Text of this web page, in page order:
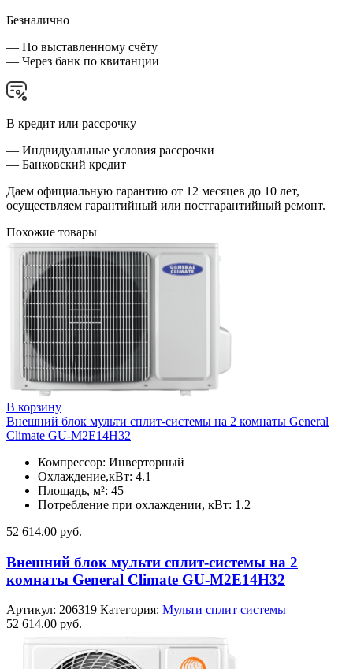
Безналично
— По выставленному счёту
— Через банк по квитанции
В кредит или рассрочку
— Индвидуальные условия рассрочки
— Банковский кредит
Даем официальную гарантию от 12 месяцев до 10 лет,
осуществляем гарантийный или постгарантийный ремонт.
Похожие товары
В корзину
Внешний блок мульти сплит-системы на 2 комнаты General
Climate GU-M2E14H32
Компрессор: Инверторный
Охлаждение,кВт: 4.1
Площадь, м²: 45
Потребление при охлаждении, кВт: 1.2
52 614.00 руб.
Внешний блок мульти сплит-системы на 2
комнаты General Climate GU-M2E14H32
Артикул: 206319 Категория: Мульти сплит системы
52 614.00 руб.